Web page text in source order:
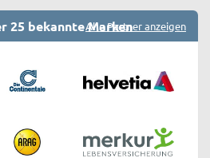
25 bekannte MarkenAlle Partner anzeigen